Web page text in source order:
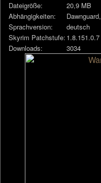
Dateigröße:
20,9 MB
Abhängigkeiten:
Dawnguard,
Sprachversion:
deutsch
Skyrim Patchstufe: 1.8.151.0.7
Downloads:
3034